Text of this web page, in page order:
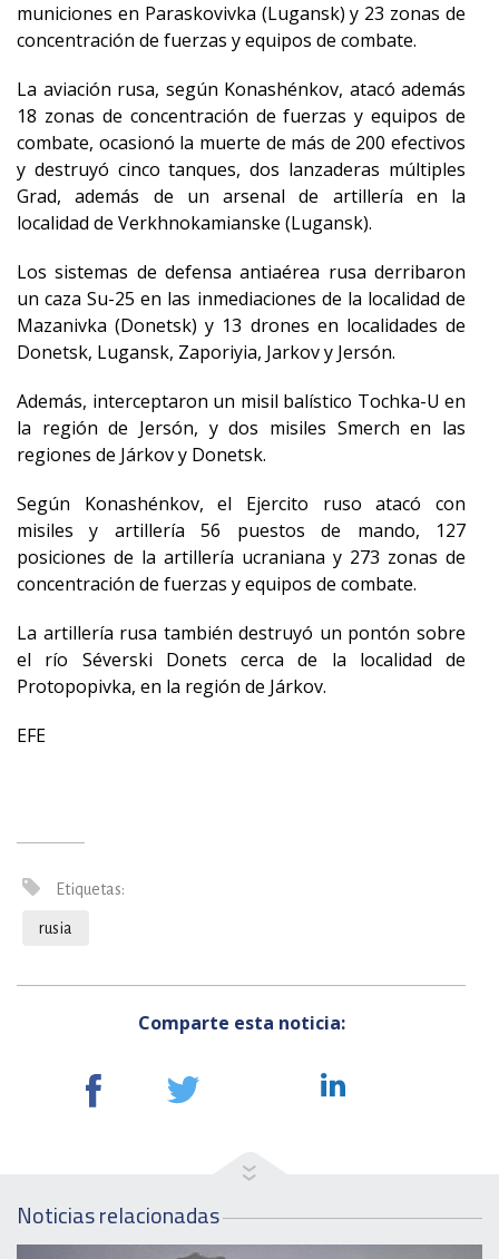
municiones en Paraskovivka (Lugansk) y 23 zonas de
concentración de fuerzas y equipos de combate.
La aviación rusa, según Konashénkov, atacó además
18 zonas de concentración de fuerzas y equipos de
combate, ocasionó la muerte de más de 200 efectivos
y destruyó cinco tanques, dos lanzaderas múltiples
Grad, además de un arsenal de artillería en la
localidad de Verkhnokamianske (Lugansk).
Los sistemas de defensa antiaérea rusa derribaron
un caza Su-25 en las inmediaciones de la localidad de
Mazanivka (Donetsk) y 13 drones en localidades de
Donetsk, Lugansk, Zaporiyia, Jarkov y Jersón.
Además, interceptaron un misil balístico Tochka-U en
la región de Jersón, y dos misiles Smerch en las
regiones de Járkov y Donetsk.
Según Konashénkov, el Ejercito ruso atacó con
misiles y artillería 56 puestos de mando, 127
posiciones de la artillería ucraniana y 273 zonas de
concentración de fuerzas y equipos de combate.
La artillería rusa también destruyó un pontón sobre
el río Séverski Donets cerca de la localidad de
Protopopivka, en la región de Járkov.
EFE
Etiquetas:
rusia
Comparte esta noticia:
Noticias relacionadas